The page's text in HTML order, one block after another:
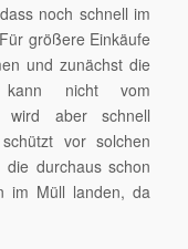
noch schnell im
größere Einkäufe
und zunächst die
kann nicht vom
wird aber schnell
vor solchen
die durchaus schon
im Müll landen, da